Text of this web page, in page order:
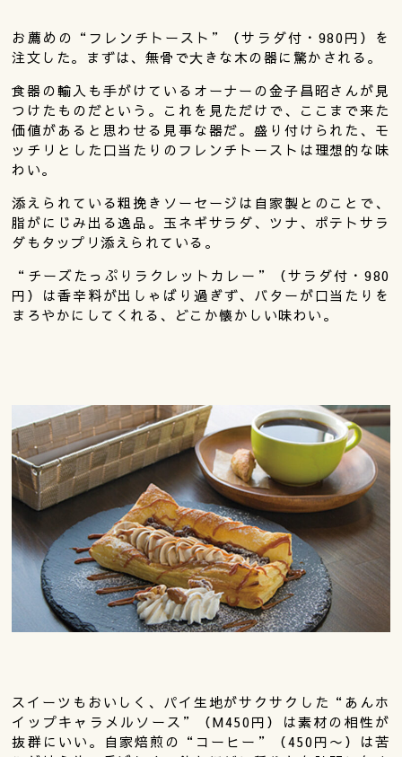
お薦めの“フレンチトースト”（サラダ付・980円）を
注文した。まずは、無骨で大きな木の器に驚かされる。
食器の輸入も手がけているオーナーの金子昌昭さんが見
つけたものだという。これを見ただけで、ここまで来た
価値があると思わせる見事な器だ。盛り付けられた、モ
ッチリとした口当たりのフレンチトーストは理想的な味
わい。
添えられている粗挽きソーセージは自家製とのことで、
脂がにじみ出る逸品。玉ネギサラダ、ツナ、ポテトサラ
ダもタップリ添えられている。
“チーズたっぷりラクレットカレー”（サラダ付・980
円）は香辛料が出しゃばり過ぎず、バターが口当たりを
まろやかにしてくれる、どこか懐かしい味わい。
スイーツもおいしく、パイ生地がサクサクした“あんホ
イップキャラメルソース”（M450円）は素材の相性が
抜群にいい。自家焙煎の“コーヒー”（450円〜）は苦